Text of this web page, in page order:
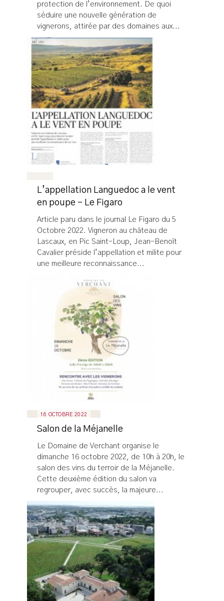
protection de l’environnement. De quoi
séduire une nouvelle génération de
vignerons, attirée par des domaines aux...
L’appellation Languedoc a le vent
en poupe - Le Figaro
Article paru dans le journal Le Figaro du 5
Octobre 2022. Vigneron au château de
Lascaux, en Pic Saint-Loup, Jean-Benoît
Cavalier préside l’appellation et milite pour
une meilleure reconnaissance...
16 OCTOBRE 2022
Salon de la Méjanelle
Le Domaine de Verchant organise le
dimanche 16 octobre 2022, de 10h à 20h, le
salon des vins du terroir de la Méjanelle.
Cette deuxième édition du salon va
regrouper, avec succès, la majeure...